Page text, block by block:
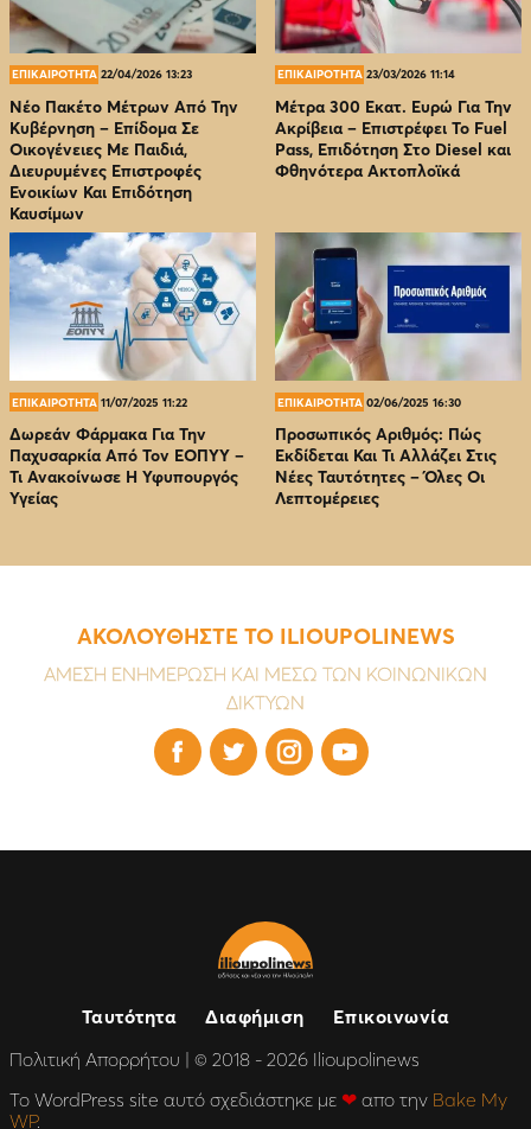
ΕΠΙΚΑΙΡΟΤΗΤΑ 22/04/2026 13:23
Νέο Πακέτο Μέτρων Από Την
Κυβέρνηση – Επίδομα Σε
Οικογένειες Με Παιδιά,
Διευρυμένες Επιστροφές
Ενοικίων Και Επιδότηση
Καυσίμων
ΕΠΙΚΑΙΡΟΤΗΤΑ 23/03/2026 11:14
Μέτρα 300 Εκατ. Ευρώ Για Την
Ακρίβεια – Επιστρέφει Το Fuel
Pass, Επιδότηση Στο Diesel και
Φθηνότερα Ακτοπλοϊκά
ΕΠΙΚΑΙΡΟΤΗΤΑ 11/07/2025 11:22
Δωρεάν Φάρμακα Για Την
Παχυσαρκία Από Τον EOΠΥΥ –
Τι Ανακοίνωσε Η Υφυπουργός
Υγείας
ΕΠΙΚΑΙΡΟΤΗΤΑ 02/06/2025 16:30
Προσωπικός Αριθμός: Πώς
Εκδίδεται Και Τι Αλλάζει Στις
Νέες Ταυτότητες – Όλες Οι
Λεπτομέρειες
ΑΚΟΛΟΥΘΗΣΤΕ ΤΟ ILIOUPOLINEWS
ΑΜΕΣΗ ΕΝΗΜΕΡΩΣΗ ΚΑΙ ΜΕΣΩ ΤΩΝ ΚΟΙΝΩΝΙΚΩΝ
ΔΙΚΤΥΩΝ
   
Ταυτότητα Διαφήμιση
Επικοινωνία
Πολιτική Απορρήτου | © 2018 - 2026 Ilioupolinews
Το WordPress site αυτό σχεδιάστηκε με ❤ απο την Bake My
WP.